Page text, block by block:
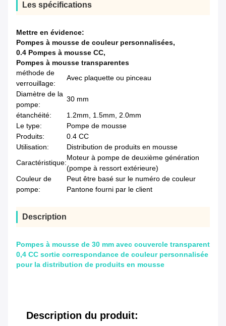
Les spécifications
Mettre en évidence:
Pompes à mousse de couleur personnalisées,
0.4 Pompes à mousse CC,
Pompes à mousse transparentes
méthode de
verrouillage:
Avec plaquette ou pinceau
Diamètre de la
pompe:
30 mm
étanchéité:
1.2mm, 1.5mm, 2.0mm
Le type:
Pompe de mousse
Produits:
0.4 CC
Utilisation:
Distribution de produits en mousse
Caractéristique:
Moteur à pompe de deuxième génération
(pompe à ressort extérieure)
Couleur de
pompe:
Peut être basé sur le numéro de couleur
Pantone fourni par le client
Description
Pompes à mousse de 30 mm avec couvercle transparent
0,4 CC sortie correspondance de couleur personnalisée
pour la distribution de produits en mousse
Description du produit: